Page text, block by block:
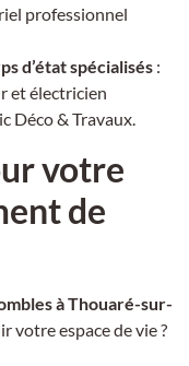
professionnel
d’état spécialisés :
et électricien
Déco & Travaux.
votre
de
à Thouaré-sur-
votre espace de vie ?